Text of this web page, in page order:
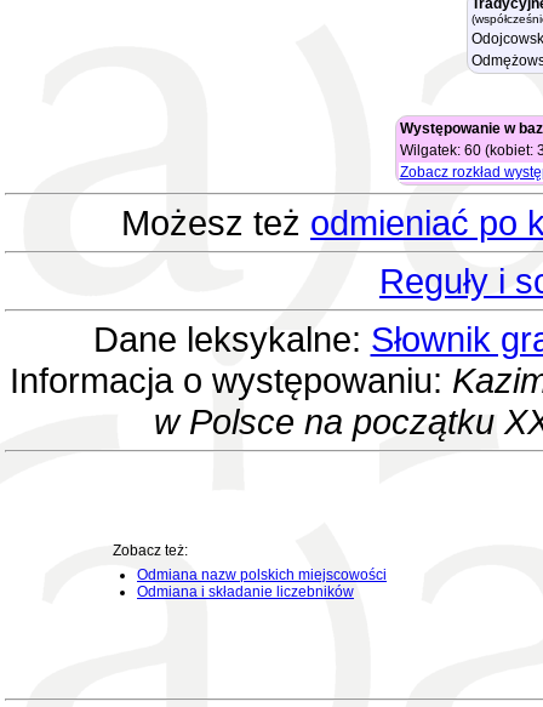
Występowanie w
Wilgatek: 60 (kobiet:
Zobacz rozkład
Możesz też odmieniać po
Reguły i
Dane leksykalne: Słownik
Informacja o występowaniu:
w Polsce na początku
Zobacz też:
Odmiana nazw polskich miejscowości
Odmiana i składanie liczebników